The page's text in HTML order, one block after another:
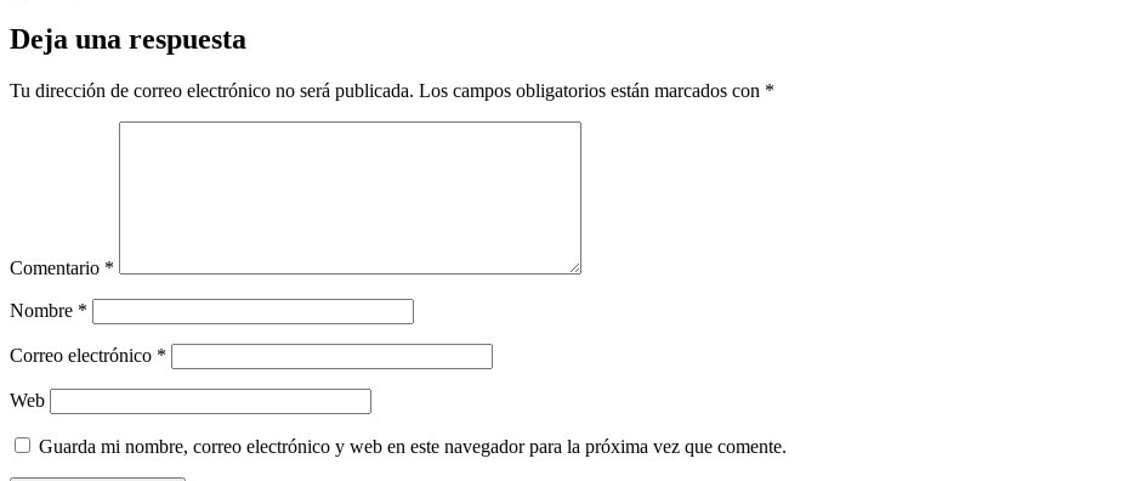
Deja una respuesta
Tu dirección de correo electrónico no será publicada. Los campos obligatorios están marcados con *
Comentario *
Nombre *
Correo electrónico *
Web
Guarda mi nombre, correo electrónico y web en este navegador para la próxima vez que comente.